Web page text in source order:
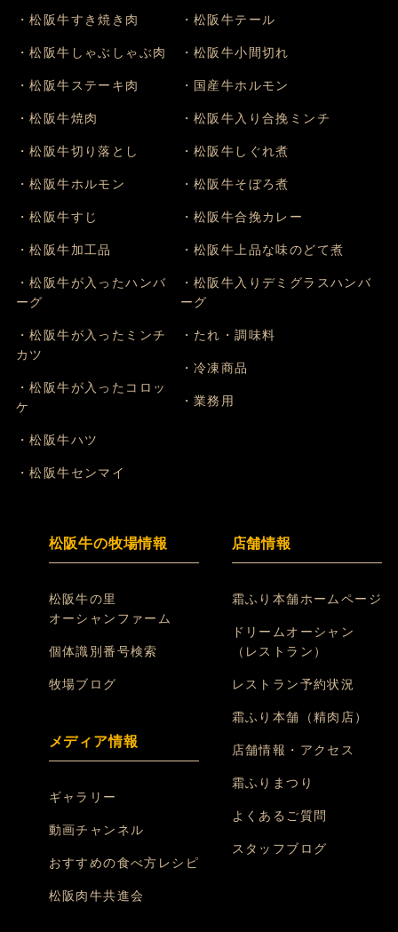
・松阪牛すき焼き肉
・松阪牛しゃぶしゃぶ肉
・松阪牛ステーキ肉
・松阪牛焼肉
・松阪牛切り落とし
・松阪牛ホルモン
・松阪牛すじ
・松阪牛加工品
・松阪牛が入ったハンバ
ーグ
・松阪牛が入ったミンチ
カツ
・松阪牛が入ったコロッ
ケ
・松阪牛ハツ
・松阪牛センマイ
・松阪牛テール
・松阪牛小間切れ
・国産牛ホルモン
・松阪牛入り合挽ミンチ
・松阪牛しぐれ煮
・松阪牛そぼろ煮
・松阪牛合挽カレー
・松阪牛上品な味のどて煮
・松阪牛入りデミグラスハンバ
ーグ
・たれ・調味料
・冷凍商品
・業務用
松阪牛の牧場情報
松阪牛の里
オーシャンファーム
個体識別番号検索
牧場ブログ
メディア情報
ギャラリー
動画チャンネル
おすすめの食べ方レシピ
松阪肉牛共進会
店舗情報
霜ふり本舗ホームページ
ドリームオーシャン
（レストラン）
レストラン予約状況
霜ふり本舗（精肉店）
店舗情報・アクセス
霜ふりまつり
よくあるご質問
スタッフブログ